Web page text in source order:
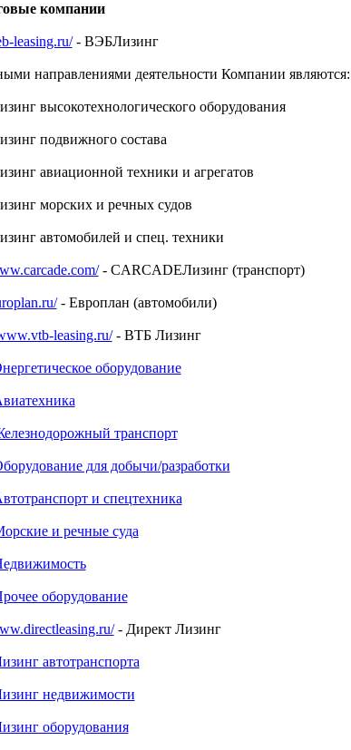
компании
leasing.ru/- ВЭБЛизинг
направлениями деятельности Компании являются:
высокотехнологического оборудования
подвижного состава
авиационной техники и агрегатов
морских и речных судов
автомобилей и спец. техники
- CARCADEЛизинг (транспорт)
- Европлан (автомобили)
leasing.ru/- ВТБ Лизинг
оборудование
транспорт
для добычи/разработки
и спецтехника
и речные суда
оборудование
- Директ Лизинг
автотранспорта
недвижимости
оборудования